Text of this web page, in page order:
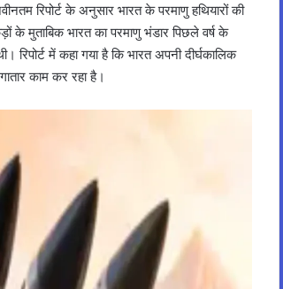
रिपोर्ट के अनुसार भारत के परमाणु हथियारों की
मुताबिक भारत का परमाणु भंडार पिछले वर्ष के
में कहा गया है कि भारत अपनी दीर्घकालिक
काम कर रहा है।